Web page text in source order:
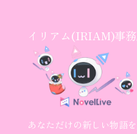
イリアム(IRIAM)事
あなただけの新しい物語